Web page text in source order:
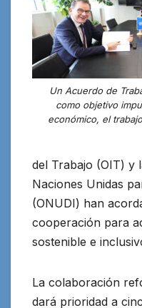
Un Acuerdo de
como objetivo
económico, el
del Trabajo (OIT) y
Naciones Unidas
(ONUDI) han
cooperación para
sostenible e
La colaboración
dará prioridad a